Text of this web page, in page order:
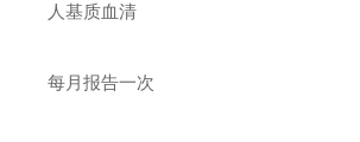
人基质血清
每月报告一次